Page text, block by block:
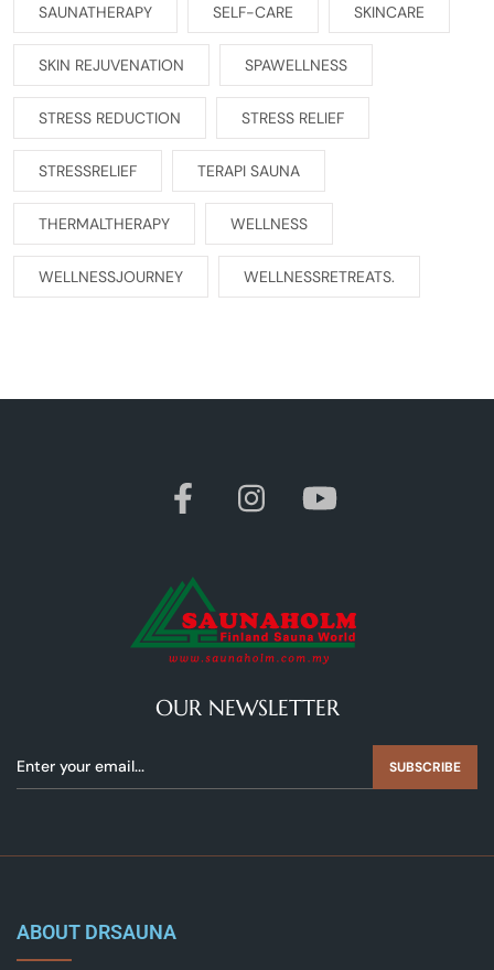
SAUNATHERAPY SELF-CARE SKINCARE
SKIN REJUVENATION SPAWELLNESS
STRESS REDUCTION STRESS RELIEF
STRESSRELIEF TERAPI SAUNA
THERMALTHERAPY WELLNESS
WELLNESSJOURNEY WELLNESSRETREATS.
OUR NEWSLETTER
SUBSCRIBE
ABOUT DRSAUNA